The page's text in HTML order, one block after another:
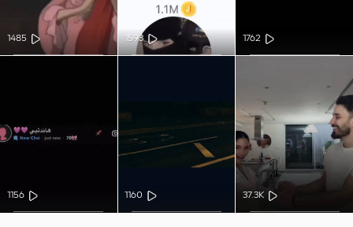
1762
1593
1485
37.3K
1160
1156